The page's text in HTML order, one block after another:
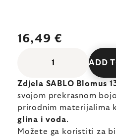
16,49 €
ADD
Zdjela SABLO Blomus
svojom prekrasnom
prirodnim materijalima
glina i voda.
Možete ga koristiti za